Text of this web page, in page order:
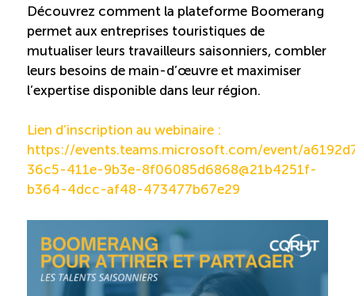
Découvrez comment la plateforme Boomerang
permet aux entreprises touristiques de
mutualiser leurs travailleurs saisonniers, combler
leurs besoins de main-d’œuvre et maximiser
l’expertise disponible dans leur région.
Lien d’inscription au webinaire :
https://events.teams.microsoft.com/event/
36c5-411e-9b3e-8f06085d6868@21b4251f-
b364-4dcc-af48-473477b67e29